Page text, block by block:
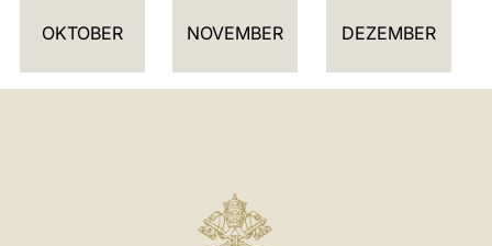
OKTOBER NOVEMBER DEZEMBER